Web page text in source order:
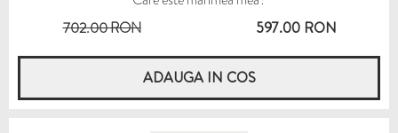
702.00 RON
597.00 RON
ADAUGA IN COS